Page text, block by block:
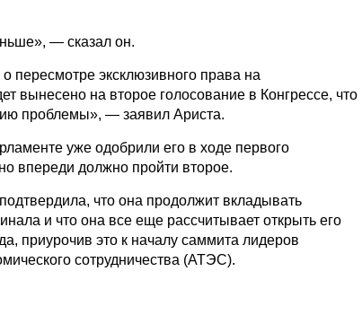
— сказал он.
пересмотре эксклюзивного права на
вынесено на второе голосование в Конгрессе, что
проблемы», — заявил Ариста.
уже одобрили его в ходе первого
впереди должно пройти второе.
что она продолжит вкладывать
и что она все еще рассчитывает открыть его
приурочив это к началу саммита лидеров
сотрудничества (АТЭС).